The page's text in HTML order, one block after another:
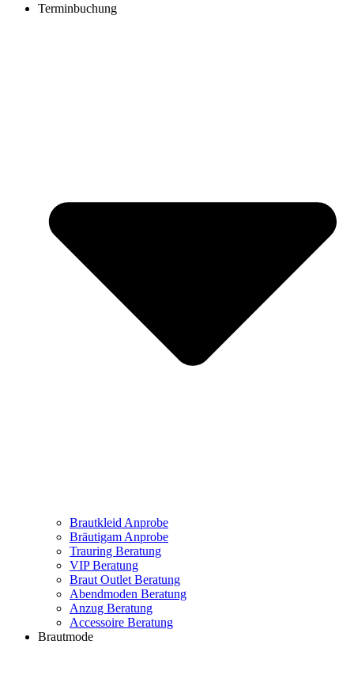
Terminbuchung
Brautkleid Anprobe
Bräutigam Anprobe
Trauring Beratung
VIP Beratung
Braut Outlet Beratung
Abendmoden Beratung
Anzug Beratung
Accessoire Beratung
Brautmode